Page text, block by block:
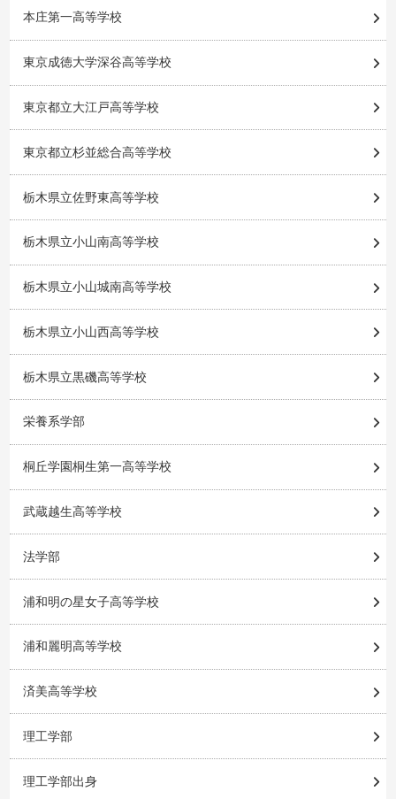
本庄第一高等学校
東京成徳大学深谷高等学校
東京都立大江戸高等学校
東京都立杉並総合高等学校
栃木県立佐野東高等学校
栃木県立小山南高等学校
栃木県立小山城南高等学校
栃木県立小山西高等学校
栃木県立黒磯高等学校
栄養系学部
桐丘学園桐生第一高等学校
武蔵越生高等学校
法学部
浦和明の星女子高等学校
浦和麗明高等学校
済美高等学校
理工学部
理工学部出身